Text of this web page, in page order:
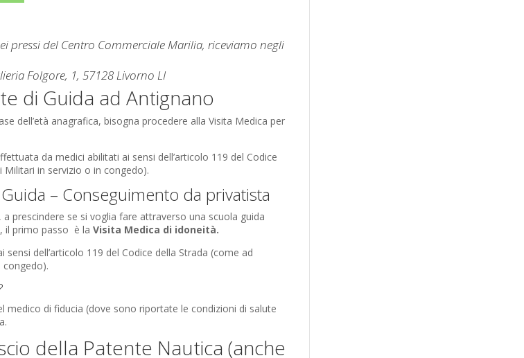
pressi del Centro Commerciale Marilia, riceviamo negli
Folgore, 1, 57128 Livorno LI
di Guida ad Antignano
dell’età anagrafica, bisogna procedere alla Visita Medica per
da medici abilitati ai sensi dell’articolo 119 del Codice
in servizio o in congedo).
– Conseguimento da privatista
prescindere se si voglia fare attraverso una scuola guida
il primo passo è la Visita Medica di idoneità.
dell’articolo 119 del Codice della Strada (come ad
medico di fiducia (dove sono riportate le condizioni di salute
della Patente Nautica (anche